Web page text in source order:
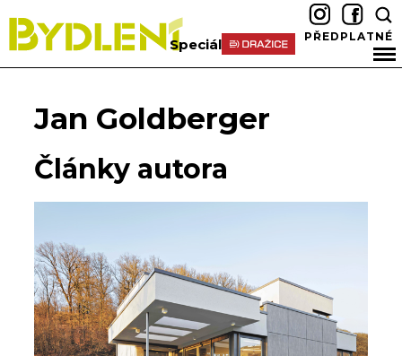
Speciál PŘEDPLATNÉ
Jan Goldberger
Články autora